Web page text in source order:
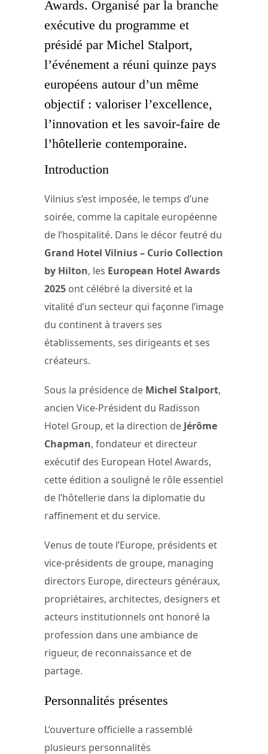
Awards. Organisé par la branche
exécutive du programme et
présidé par Michel Stalport,
l’événement a réuni quinze pays
européens autour d’un même
objectif : valoriser l’excellence,
l’innovation et les savoir-faire de
l’hôtellerie contemporaine.
Introduction
Vilnius s’est imposée, le temps d’une
soirée, comme la capitale européenne
de l’hospitalité. Dans le décor feutré du
Grand Hotel Vilnius – Curio Collection
by Hilton, les European Hotel Awards
2025 ont célébré la diversité et la
vitalité d’un secteur qui façonne l’image
du continent à travers ses
établissements, ses dirigeants et ses
créateurs.
Sous la présidence de Michel Stalport,
ancien Vice-Président du Radisson
Hotel Group, et la direction de Jérôme
Chapman, fondateur et directeur
exécutif des European Hotel Awards,
cette édition a souligné le rôle essentiel
de l’hôtellerie dans la diplomatie du
raffinement et du service.
Venus de toute l’Europe, présidents et
vice-présidents de groupe, managing
directors Europe, directeurs généraux,
propriétaires, architectes, designers et
acteurs institutionnels ont honoré la
profession dans une ambiance de
rigueur, de reconnaissance et de
partage.
Personnalités présentes
L’ouverture officielle a rassemblé
plusieurs personnalités